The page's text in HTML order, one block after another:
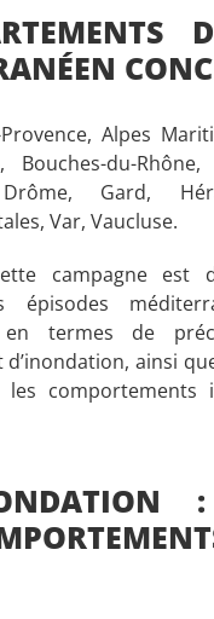
Alpes
Bouches-du-Rhône,
Drôme, Gard,
Var, Vaucluse.
campagne est
épisodes
en termes de
ainsi
comportements